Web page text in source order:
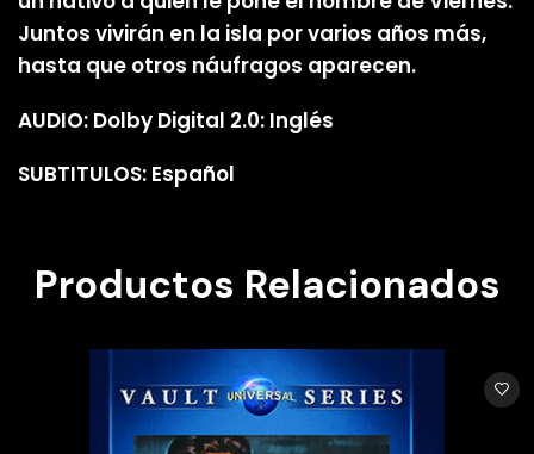
Juntos vivirán en la isla por varios años más,
hasta que otros náufragos aparecen.
AUDIO: Dolby Digital 2.0: Inglés
SUBTITULOS: Español
Productos Relacionados